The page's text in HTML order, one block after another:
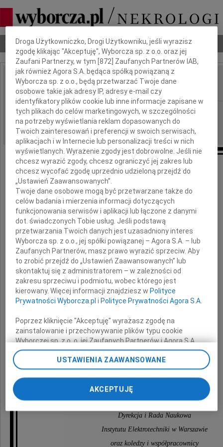
Nekrologi Odeszli Poradnik pogrzebowy
IMIĘ I NAZWISKO: Bartek Jankowski
REGION: Lublin
DATA EMISJI: 24.06.2009
Drogiemu Koledze
Profesorowi
Tadeuszowi Janowskiemu
oraz
Rodzinie i Bliskim
z powodu śmierci Syna
Bartka
Dyrekcja i Rada Naukowa
Instytutu Elektrotechniki w Warszawie
oraz koledzy i współpracownicy
Dbamy o Twoją prywatność
Droga Użytkowniczko, Drogi Użytkowniku, jeśli wyrazisz
zgodę klikając "Akceptuję", Wyborcza sp. z o.o. oraz jej
Zaufani Partnerzy, w tym [872 ] Zaufanych Partnerów IAB,
jak również Agora S.A. będąca spółką powiązaną z
Wyborcza sp. z o.o., będą przetwarzać Twoje dane
osobowe takie jak adresy IP, adresy e-mail czy
identyfikatory plików cookie lub inne informacje zapisane w
tych plikach do celów marketingowych, w szczególności
na potrzeby wyświetlania reklam dopasowanych do
Twoich zainteresowań i preferencji w swoich serwisach,
aplikacjach i w Internecie lub personalizacji treści w nich
wyświetlanych. Wyrażenie zgody jest dobrowolne. Jeśli nie
chcesz wyrazić zgody, chcesz ograniczyć jej zakres lub
chcesz wycofać zgodę uprzednio udzieloną przejdź do
„Ustawień Zaawansowanych”.
Twoje dane osobowe mogą być przetwarzane także do
celów badania i mierzenia informacji dotyczących
funkcjonowania serwisów i aplikacji lub łączone z danymi
dot. świadczonych Tobie usług. Jeśli podstawą
przetwarzania Twoich danych jest uzasadniony interes
Wyborcza sp. z o.o., jej spółki powiązanej – Agora S.A. – lub
Zaufanych Partnerów, masz prawo wyrazić sprzeciw. Aby
to zrobić przejdź do „Ustawień Zaawansowanych” lub
skontaktuj się z administratorem – w zależności od
zakresu sprzeciwu i podmiotu, wobec którego jest
kierowany. Więcej informacji znajdziesz w Polityce
Prywatności Wyborcza.pl i Polityce Prywatności Agora S.A.
Poprzez kliknięcie "Akceptuję" wyrażasz zgodę na
zainstalowanie i przechowywanie plików typu cookie
Wyborczej sp. z o. o. jej Zaufanych Partnerów i Agora S.A.
na Twoim urządzeniu końcowym. Możesz też w każdej
chwili zmienić swoje preferencje dot. plików cookie,
ponownie wywołując narzędzie do zarządzania Twoimi
preferencjami dot. przetwarzania danych poprzez
odnośnik „Ustawienia prywatności” w stopce serwisu i
przechodząc do sekcji „Ustawienia zaawansowane”.
Zmiana ustawień plików cookie możliwa jest także za
My, nasi Zaufani Partnerzy i Agora S.A. możemy
USTAWIENIA ZAAWANSOWANE
AKCEPTUJĘ